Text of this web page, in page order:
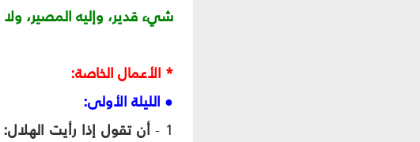
شيء قدير، وإليه المصير،
* الأعمال الخاصة:
● الليلة الأولى:
1 -
أن تقول إذا رأيت الهلال: